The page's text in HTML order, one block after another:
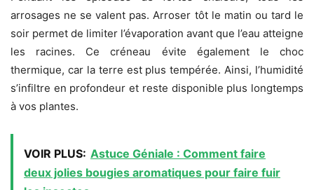
arrosages ne se valent pas. Arroser tôt le matin ou tard le
soir permet de limiter l’évaporation avant que l’eau atteigne
les racines. Ce créneau évite également le choc
thermique, car la terre est plus tempérée. Ainsi, l’humidité
s’infiltre en profondeur et reste disponible plus longtemps
à vos plantes.
VOIR PLUS: Astuce Géniale : Comment faire
deux jolies bougies aromatiques pour faire fuir